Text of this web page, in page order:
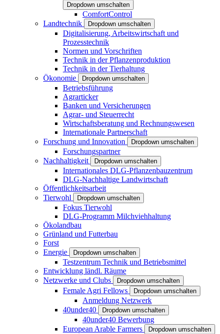
Dropdown umschalten
ComfortControl
Landtechnik
Dropdown umschalten
Digitalisierung, Arbeitswirtschaft und
Prozesstechnik
Normen und Vorschriften
Technik in der Pflanzenproduktion
Technik in der Tierhaltung
Ökonomie
Dropdown umschalten
Betriebsführung
Agrarticker
Banken und Versicherungen
Agrar- und Steuerrecht
Wirtschaftsberatung und Rechnungswesen
Internationale Partnerschaft
Forschung und Innovation
Dropdown umschalten
Forschungspartner
Nachhaltigkeit
Dropdown umschalten
Internationales DLG-Pflanzenbauzentrum
DLG-Nachhaltige Landwirtschaft
Öffentlichkeitsarbeit
Tierwohl
Dropdown umschalten
Fokus Tierwohl
DLG-Programm Milchviehhaltung
Ökolandbau
Grünland und Futterbau
Forst
Energie
Dropdown umschalten
Testzentrum Technik und Betriebsmittel
Entwicklung ländl. Räume
Netzwerke und Clubs
Dropdown umschalten
Female Agri Fellows Dropdown umschalten
Anmeldung Netzwerk
40under40
Dropdown umschalten
40under40 Bewerbung
European Arable Farmers
Dropdown umschalten